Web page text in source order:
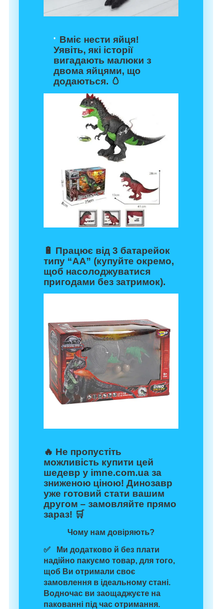
Вміє нести яйця!
Уявіть, які історії
вигадають малюки з
двома яйцями, що
додаються. 🥚
🔋 Працює від 3 батарейок
типу “АА” (купуйте окремо,
щоб насолоджуватися
пригодами без затримок).
🔥 Не пропустіть
можливість купити цей
шедевр у imne.com.ua за
зниженою ціною! Динозавр
уже готовий стати вашим
другом – замовляйте прямо
зараз! 🛒
Чому нам довіряють?
✅ Ми додатково й без плати
надійно пакуємо товар, для того,
щоб Ви отримали своє
замовлення в ідеальному стані.
Водночас ви заощаджуєте на
пакованні під час отримання.